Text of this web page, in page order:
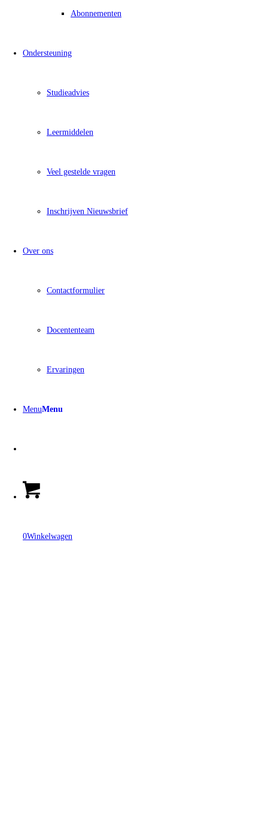
Abonnementen
Ondersteuning
Studieadvies
Leermiddelen
Veel gestelde vragen
Inschrijven Nieuwsbrief
Over ons
Contactformulier
Docententeam
Ervaringen
Menu
Menu
0Winkelwagen